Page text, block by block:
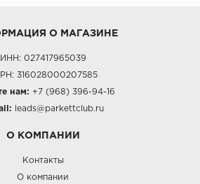
О МАГАЗИНЕ
ИНН: 027417965039
316028000207585
нам: +7 (968) 396-94-16
leads@parkettclub.ru
О КОМПАНИИ
Контакты
О компании